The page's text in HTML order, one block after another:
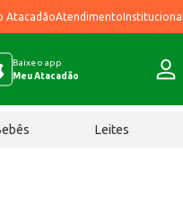
AtacadãoAtendimentoInstitucional
Baixe o app
Meu Atacadão
Leites